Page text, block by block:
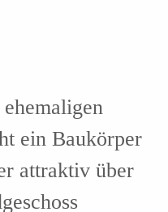
ein Baukörper
attraktiv über